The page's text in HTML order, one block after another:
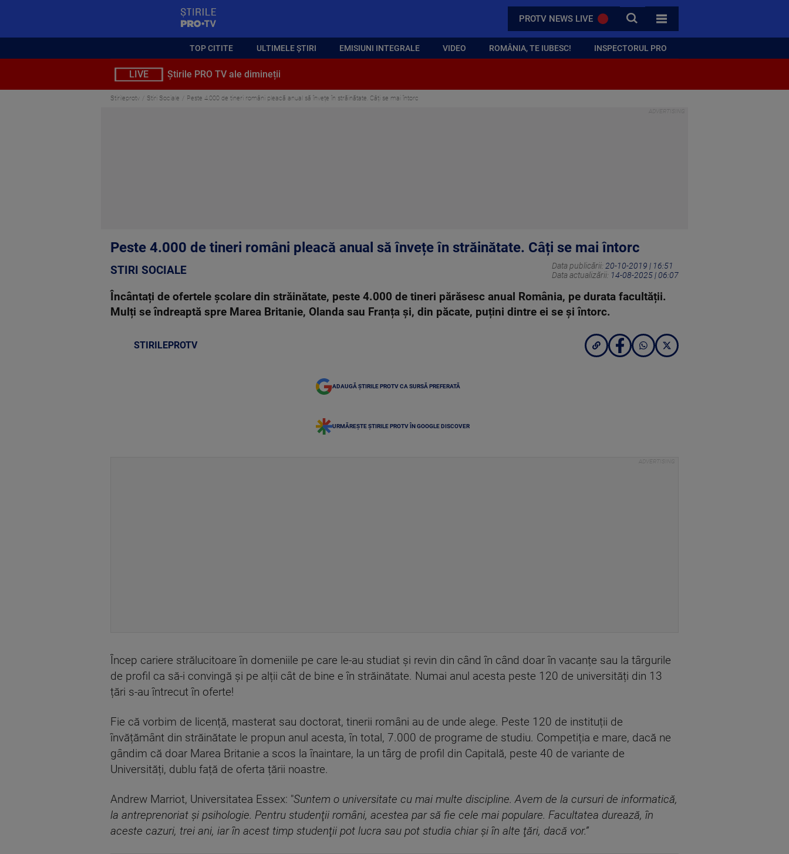
PROTV NEWS LIVE CAUTA
TOATE CATEGORIILE
TOP CITITE ULTIMELE ȘTIRI EMISIUNI INTEGRALE VIDEO ROMÂNIA, TE IUBESC! INSPECTORUL PRO
LIVE Știrile PRO TV ale dimineții
Stirileprotv Stiri Sociale Peste 4.000 de tineri români pleacă anual să învețe în străinătate. Câți se mai întorc
Peste 4.000 de tineri români pleacă anual să învețe în străinătate. Câți se mai întorc
STIRI SOCIALE Data publicării: 20-10-2019 | 16:51
Data actualizării: 14-08-2025 | 06:07
Încântați de ofertele școlare din străinătate, peste 4.000 de tineri părăsesc anual România, pe durata facultății.
Mulți se îndreaptă spre Marea Britanie, Olanda sau Franța și, din păcate, puțini dintre ei se și întorc.
STIRILEPROTV
ADAUGĂ ȘTIRILE PROTV CA SURSĂ PREFERATĂ
URMĂREȘTE ȘTIRILE PROTV ÎN GOOGLE DISCOVER
Încep cariere strălucitoare în domeniile pe care le-au studiat și revin din când în când doar în vacanțe sau la târgurile
de profil ca să-i convingă și pe alții cât de bine e în străinătate. Numai anul acesta peste 120 de universități din 13
țări s-au întrecut în oferte!
Fie că vorbim de licență, masterat sau doctorat, tinerii români au de unde alege. Peste 120 de instituții de
învățământ din străinătate le propun anul acesta, în total, 7.000 de programe de studiu. Competiția e mare, dacă ne
gândim că doar Marea Britanie a scos la înaintare, la un târg de profil din Capitală, peste 40 de variante de
Universități, dublu față de oferta țării noastre.
Andrew Marriot, Universitatea Essex: "Suntem o universitate cu mai multe discipline. Avem de la cursuri de informatică,
la antreprenoriat şi psihologie. Pentru studenţii români, acestea par să fie cele mai populare. Facultatea durează, în
aceste cazuri, trei ani, iar în acest timp studenţii pot lucra sau pot studia chiar şi în alte ţări, dacă vor.”